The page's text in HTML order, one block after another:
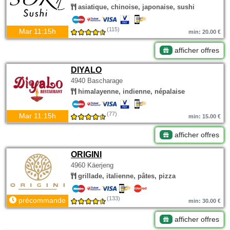
asiatique, chinoise, japonaise, sushi
Mar 11:15h (115) min: 20.00 €
afficher offres
DIYALO
4940 Bascharage
himalayenne, indienne, népalaise
Mar 11:15h (77) min: 15.00 €
afficher offres
ORIGINI
4960 Käerjeng
grillade, italienne, pâtes, pizza
précommande (133) min: 30.00 €
afficher offres